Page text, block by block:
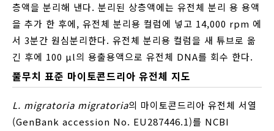
층액을 분리해 낸다. 분리된 상층액에는 유전체 분리 용 용액
을 추가 한 후에, 유전체 분리용 컬럼에 넣고 14,000 rpm 에
서 3분간 원심분리한다. 유전체 분리용 컬럼을 새 튜브로 옮
긴 후에 100 μl의 용출용액으로 유전체 DNA를 회수 한다.
풀무치 표준 마이토콘드리아 유전체 지도
L. migratoria migratoria의 마이토콘드리아 유전체 서열
(GenBank accession No. EU287446.1)를 NCBI